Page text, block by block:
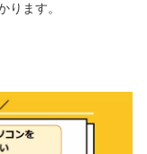
ります。